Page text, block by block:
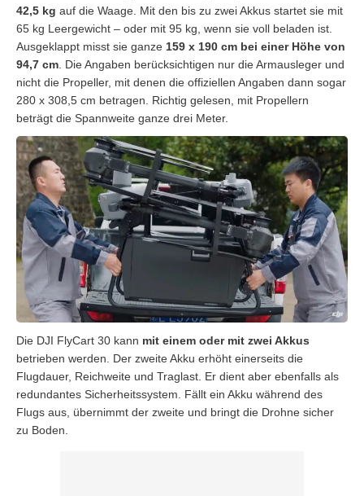
42,5 kg auf die Waage. Mit den bis zu zwei Akkus startet sie mit
65 kg Leergewicht – oder mit 95 kg, wenn sie voll beladen ist.
Ausgeklappt misst sie ganze 159 x 190 cm bei einer Höhe von
94,7 cm . Die Angaben berücksichtigen nur die Armausleger und
nicht die Propeller, mit denen die offiziellen Angaben dann sogar
280 x 308,5 cm betragen. Richtig gelesen, mit Propellern
beträgt die Spannweite ganze drei Meter.
Die DJI FlyCart 30 kann mit einem oder mit zwei Akkus
betrieben werden. Der zweite Akku erhöht einerseits die
Flugdauer, Reichweite und Traglast. Er dient aber ebenfalls als
redundantes Sicherheitssystem. Fällt ein Akku während des
Flugs aus, übernimmt der zweite und bringt die Drohne sicher
zu Boden.